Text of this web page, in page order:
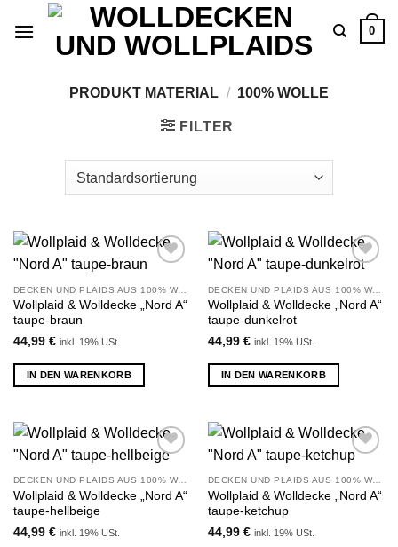
Inhalt
0
PRODUKT MATERIAL / 100% WOLLE
FILTER
Wunschliste
hinzufügen
DECKEN UND PLAIDS AUS 100% WOLLE
Wollplaid & Wolldecke „Nord A“
taupe-braun
44,99 € inkl. 19% USt.
IN DEN WARENKORB
Wunschliste
hinzufügen
DECKEN UND PLAIDS AUS 100% WOLLE
Wollplaid & Wolldecke „Nord A“
taupe-dunkelrot
44,99 € inkl. 19% USt.
IN DEN WARENKORB
Zu
Wunschliste
hinzufügen
DECKEN UND PLAIDS AUS 100% WOLLE
Wollplaid & Wolldecke „Nord A“
taupe-hellbeige
44,99 € inkl. 19% USt.
Zu
Wunschliste
hinzufügen
DECKEN UND PLAIDS AUS 100% WOLLE
Wollplaid & Wolldecke „Nord A“
taupe-ketchup
44,99 € inkl. 19% USt.